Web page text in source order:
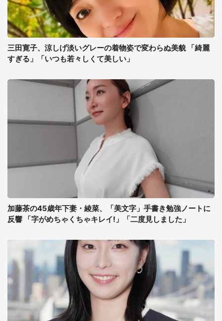
三田寛子、涼しげ淡いグレーの着物姿で変わらぬ美貌 「綺麗
すぎる」「いつも若々しくて美しい」
加藤茶の45歳年下妻・綾菜、「美文字」手書き勉強ノートに
反響 「字がめちゃくちゃキレイ!」「二度見しました」